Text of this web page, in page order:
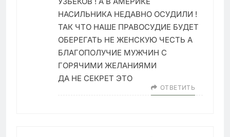
НАСИЛЬНИКА НЕДАВНО ОСУДИЛИ !
ТАК ЧТО НАШЕ ПРАВОСУДИЕ БУДЕТ
ОБЕРЕГАТЬ НЕ ЖЕНСКУЮ ЧЕСТЬ А
БЛАГОПОЛУЧИЕ МУЖЧИН С
ГОРЯЧИМИ ЖЕЛАНИЯМИ
ДА НЕ СЕКРЕТ ЭТО
ОТВЕТИТЬ